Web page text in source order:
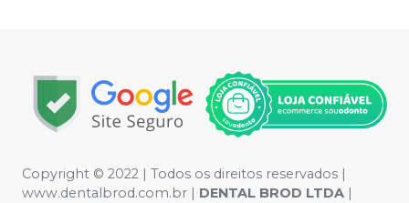
Copyright © 2022 | Todos os direitos reservados |
www.dentalbrod.com.br | DENTAL BROD LTDA |